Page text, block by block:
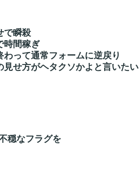
で瞬殺
間稼ぎ
って通常フォームに逆戻り
見せ方がヘタクソかよと言いたい
穏なフラグを